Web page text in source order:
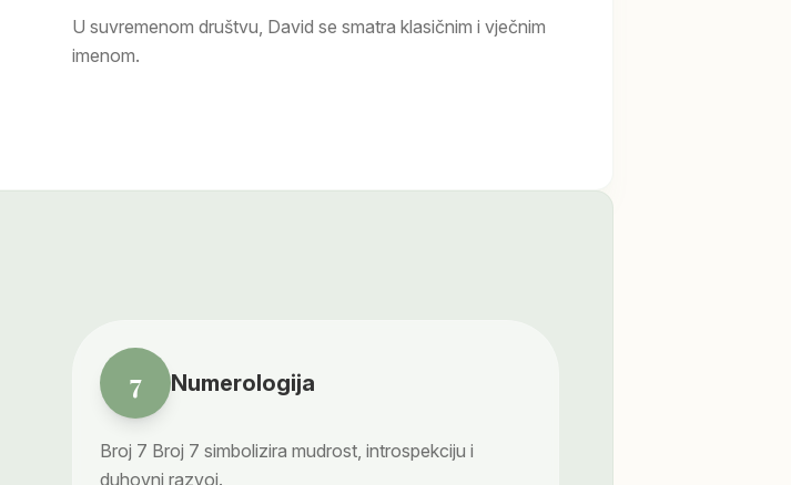
U suvremenom društvu, David se smatra klasičnim i vječnim
imenom.
7 Numerologija
Broj 7 Broj 7 simbolizira mudrost, introspekciju i
duhovni razvoj.